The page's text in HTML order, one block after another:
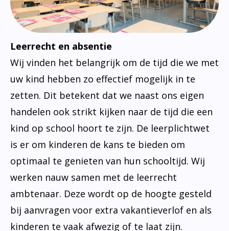
Bibliotheek
Leerlingenzorg
Jeugdfonds Sport en Cultuur
Schooltandarts
Documenten
Leerrecht en absentie
Wij vinden het belangrijk om de tijd die we met
uw kind hebben zo effectief mogelijk in te
zetten. Dit betekent dat we naast ons eigen
handelen ook strikt kijken naar de tijd die een
kind op school hoort te zijn. De leerplichtwet
is er om kinderen de kans te bieden om
optimaal te genieten van hun schooltijd. Wij
werken nauw samen met de leerrecht
ambtenaar. Deze wordt op de hoogte gesteld
bij aanvragen voor extra vakantieverlof en als
kinderen te vaak afwezig of te laat zijn.